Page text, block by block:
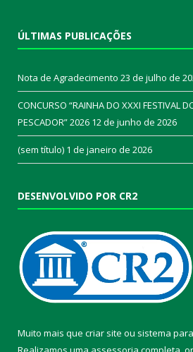
ÚLTIMAS PUBLICAÇÕES
Nota de Agradecimento 23 de julho de
CONCURSO “RAINHA DO XXXI FESTIVAL
PESCADOR” 2026 12 de junho de 2026
(sem título) 1 de janeiro de 2026
DESENVOLVIDO POR CR2
Muito mais que criar site ou sistema